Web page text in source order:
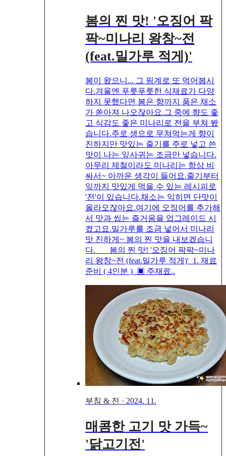
봄의 찐 맛! '오징어 팍
팍~미나리 왕창~전
(feat.밀가루 적게)'
봄이 왔으니... 그 핑계로 또 먹어봅시
다.겨울엔 푸릇푸릇한 식재료가 다양
하지 못했다면 봄은 향까지 품은 채소
가 쏟아져 나오잖아요.그 중에 향도 좋
고 식감도 좋은 미나리로 전을 부쳐 봤
습니다.주로 생으로 무쳐먹는게 향이
진하지만 맛있는 줄기를 주로 넣고 쓴
맛이 나는 잎사귀는 조금만 넣습니다.
아무리 제철이라도 미나리는 항상 비
싸서~ 아까운 생각이 들어요.줄기부터
잎까지 맛있게 먹을 수 있는 레시피로
'전'이 있습니다.채소는 익히면 단맛이
올라오잖아요.여기에 오징어를 추가해
서 맛과 씹는 즐거움을 업그레이드 시
켰고요.밀가루를 조금 넣어서 미나리
맛 진하게~ 봄의 찐 맛을 내보겠습니
다. 봄의 찐 맛! '오징어 팍팍~미나
리 왕창~전 (feat.밀가루 적게)' 1. 재료
준비 ( 4인분 ) ▣ 주재료..
부침 & 전 · 2024. 11.
매콤한 고기 맛 가득~
'닭고기전'